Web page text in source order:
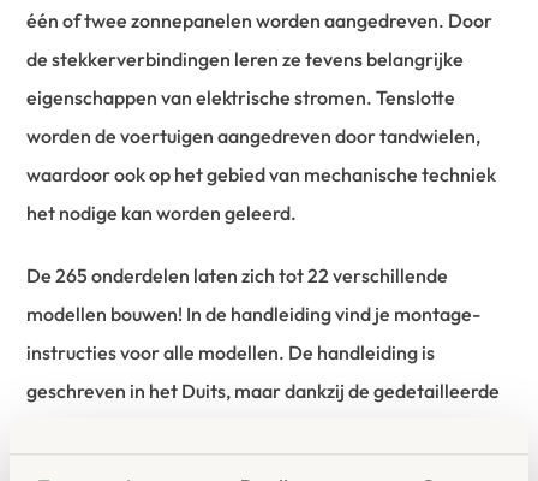
één of twee zonnepanelen worden aangedreven. Door
de stekkerverbindingen leren ze tevens belangrijke
eigenschappen van elektrische stromen. Tenslotte
worden de voertuigen aangedreven door tandwielen,
waardoor ook op het gebied van mechanische techniek
het nodige kan worden geleerd.
De 265 onderdelen laten zich tot 22 verschillende
modellen bouwen! In de handleiding vind je montage-
instructies voor alle modellen. De handleiding is
geschreven in het Duits, maar dankzij de gedetailleerde